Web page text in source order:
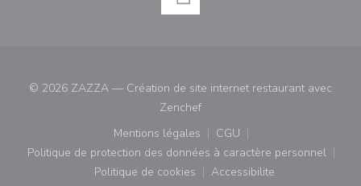
© 2026 ZAZZA — Création de site internet restaurant avec
Zenchef((ouvre une nouvelle fenêtre))
Mentions légales
((ouvre une nouvelle fenêtre))
CGU
((ouvre une nouvelle
Politique de protection des données à caractère personnel
((ouvre une nouvelle fenêtre))
Politique de cookies
((ouvre une nouvelle fenêtre))
Accessibilite
((ouvre une nouvelle